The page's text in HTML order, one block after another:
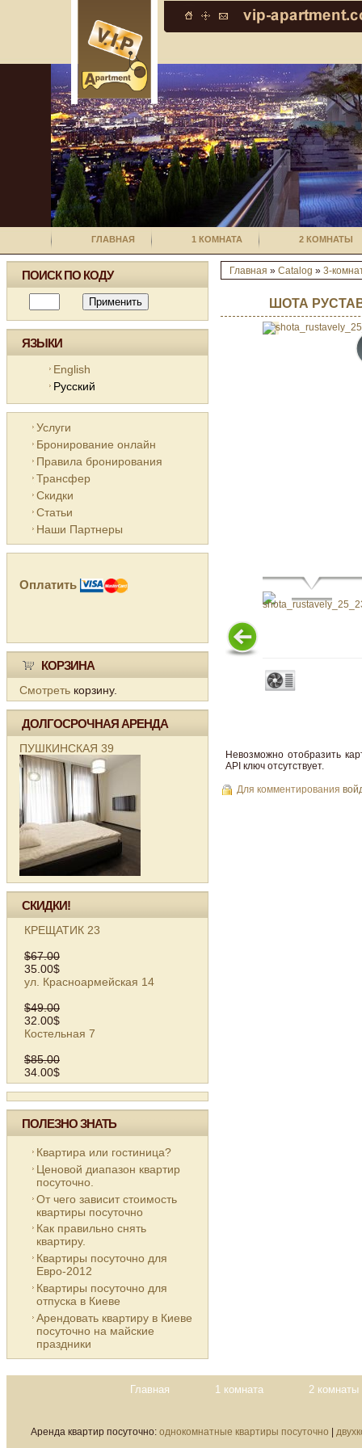
ГЛАВНАЯ 1 КОМНАТА 2 КОМНАТЫ
ПОИСК ПО КОДУ
ЯЗЫКИ
English
Русский
Услуги
Бронирование онлайн
Правила бронирования
Трансфер
Скидки
Статьи
Наши Партнеры
Оплатить
КОРЗИНА
Смотреть корзину.
ДОЛГОСРОЧНАЯ АРЕНДА
ПУШКИНСКАЯ 39
СКИДКИ!
КРЕЩАТИК 23
$67.00
35.00$
ул. Красноармейская 14
$49.00
32.00$
Костельная 7
$85.00
34.00$
ПОЛЕЗНО ЗНАТЬ
Квартира или гостиница?
Ценовой диапазон квартир
посуточно.
От чего зависит стоимость
квартиры посуточно
Как правильно снять
квартиру.
Квартиры посуточно для
Евро-2012
Квартиры посуточно для
отпуска в Киеве
Арендовать квартиру в Киеве
посуточно на майские
праздники
Главная » Catalog » 3-
ШОТА
Невозможно отобразить
API ключ отсутствует.
Для комментирования
Главная 1 комната 2 комнаты
Аренда квартир посуточно: однокомнатные квартиры посуточно